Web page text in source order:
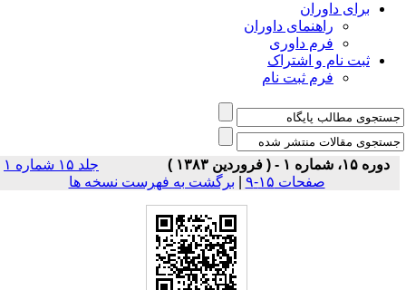
برای داوران
راهنمای داوران
فرم داوری
ثبت نام و اشتراک
فرم ثبت نام
دوره ۱۵، شماره ۱ - ( فروردين ۱۳۸۳ )
جلد ۱۵ شماره ۱
صفحات ۱۵-۹
| برگشت به فهرست نسخه ها